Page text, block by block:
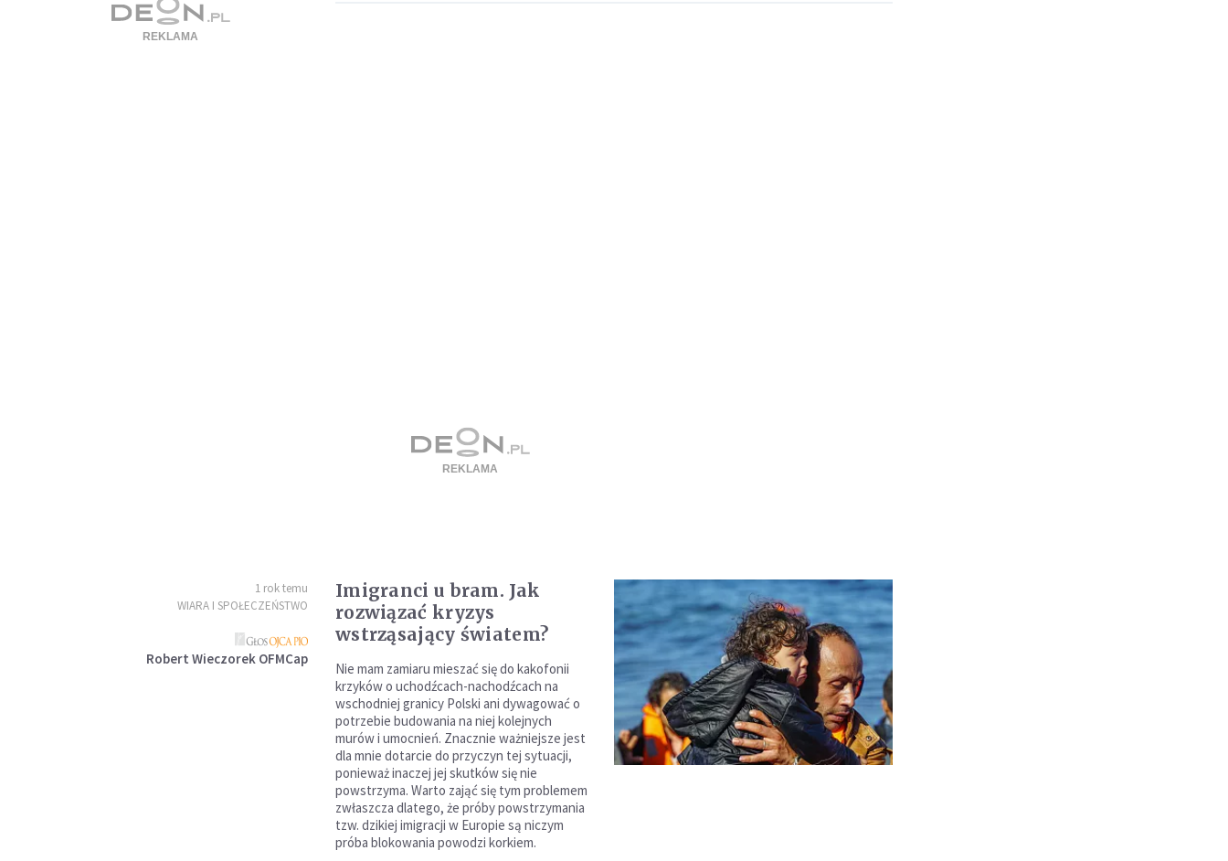
1 rok temu
WIARA I SPOŁECZEŃSTWO
Robert Wieczorek OFMCap
Imigranci u bram. Jak
rozwiązać kryzys
wstrząsający światem?
Nie mam zamiaru mieszać się do kakofonii
krzyków o uchodźcach-nachodźcach na
wschodniej granicy Polski ani dywagować o
potrzebie budowania na niej kolejnych
murów i umocnień. Znacznie ważniejsze jest
dla mnie dotarcie do przyczyn tej sytuacji,
ponieważ inaczej jej skutków się nie
powstrzyma. Warto zająć się tym problemem
zwłaszcza dlatego, że próby powstrzymania
tzw. dzikiej imigracji w Europie są niczym
próba blokowania powodzi korkiem.